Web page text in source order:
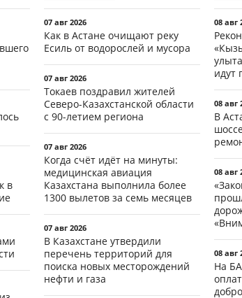
в
07 авг 2026
Как в Астане очищают реку
Есиль от водорослей и мусора
07 авг 2026
Токаев поздравил жителей
Северо-Казахстанской области
с 90-летием региона
07 авг 2026
Когда счёт идёт на минуты:
медицинская авиация
Казахстана выполнила более
1300 вылетов за семь месяцев
07 авг 2026
В Казахстане утвердили
перечень территорий для
поиска новых месторождений
нефти и газа
08 авг
идут
08 авг
В
08 авг
08 авг
На